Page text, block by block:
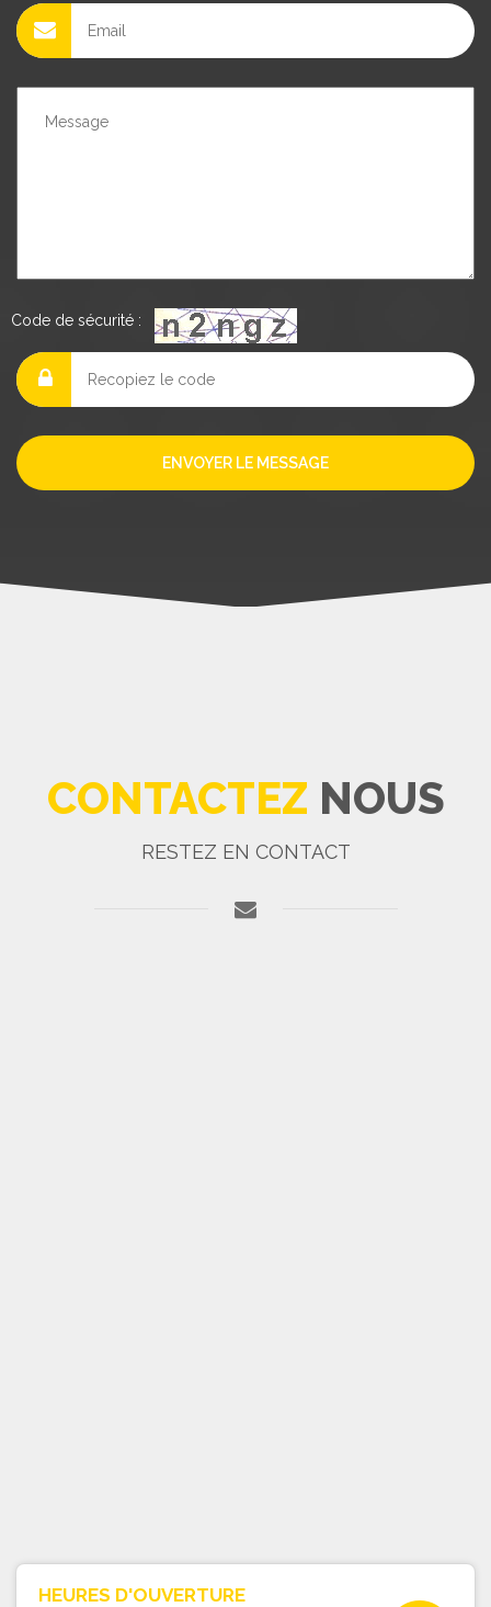
Code de sécurité :
ENVOYER LE MESSAGE
CONTACTEZ NOUS
RESTEZ EN CONTACT
HEURES D'OUVERTURE